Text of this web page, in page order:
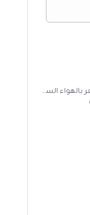
مصفف شعر بالهواء الساخن متعدد الوظائف